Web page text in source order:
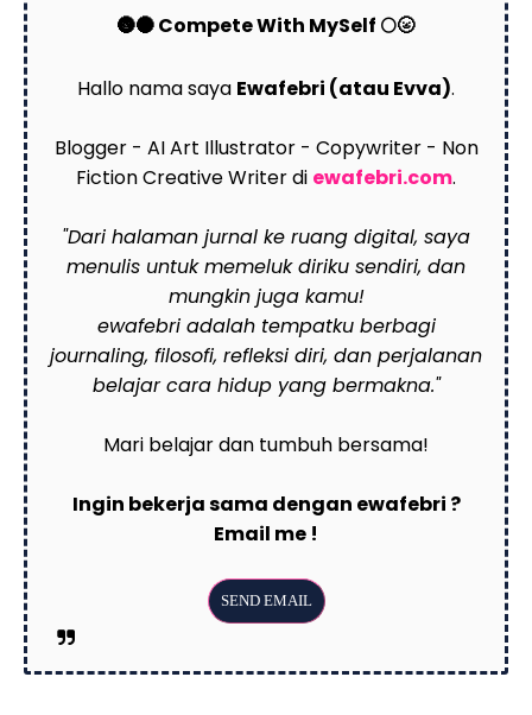
🌚🌑 Compete With MySelf 🌕🌝
Hallo nama saya Ewafebri (atau Evva).
Blogger - AI Art Illustrator - Copywriter - Non
Fiction Creative Writer di ewafebri.com.
"Dari halaman jurnal ke ruang digital, saya
menulis untuk memeluk diriku sendiri, dan
mungkin juga kamu!
ewafebri adalah tempatku berbagi
journaling, filosofi, refleksi diri, dan perjalanan
belajar cara hidup yang bermakna."
Mari belajar dan tumbuh bersama!
Ingin bekerja sama dengan ewafebri ?
Email me !